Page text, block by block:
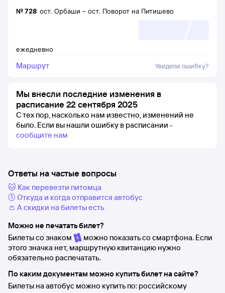
ежедневно
№728 ост. Орбаши – ост. Поворот на Питишево
Маршрут Увидели ошибку?
Мы внесли последние изменения в
расписание 22 сентября 2025
С тех пор, насколько нам известно, изменений не
было. Если вы нашли ошибку в расписании -
сообщите нам
Ответы на частые вопросы
🐱 Как перевезти питомца
🕔 Откуда и когда отправится автобус
👛 А скидки на билеты есть
Можно не печатать билет?
Билеты со знаком
можно показать со смартфона. Если
этого значка нет, маршрутную квитанцию нужно
обязательно распечатать.
По каким документам можно купить билет на сайте?
Билеты на автобус можно купить по: российскому